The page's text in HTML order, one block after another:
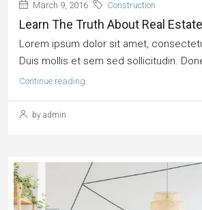
March 9, 2016 Construction
Learn The Truth About Real
Lorem ipsum dolor sit amet,
Duis mollis et sem sed sollicitudin.
Continue reading
by admin